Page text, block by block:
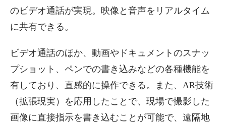
のビデオ通話が実現。映像と音声をリアルタイム
に共有できる。
ビデオ通話のほか、動画やドキュメントのスナッ
プショット、ペンでの書き込みなどの各種機能を
有しており、直感的に操作できる。また、AR技術
（拡張現実）を応用したことで、現場で撮影した
画像に直接指示を書き込むことが可能で、遠隔地